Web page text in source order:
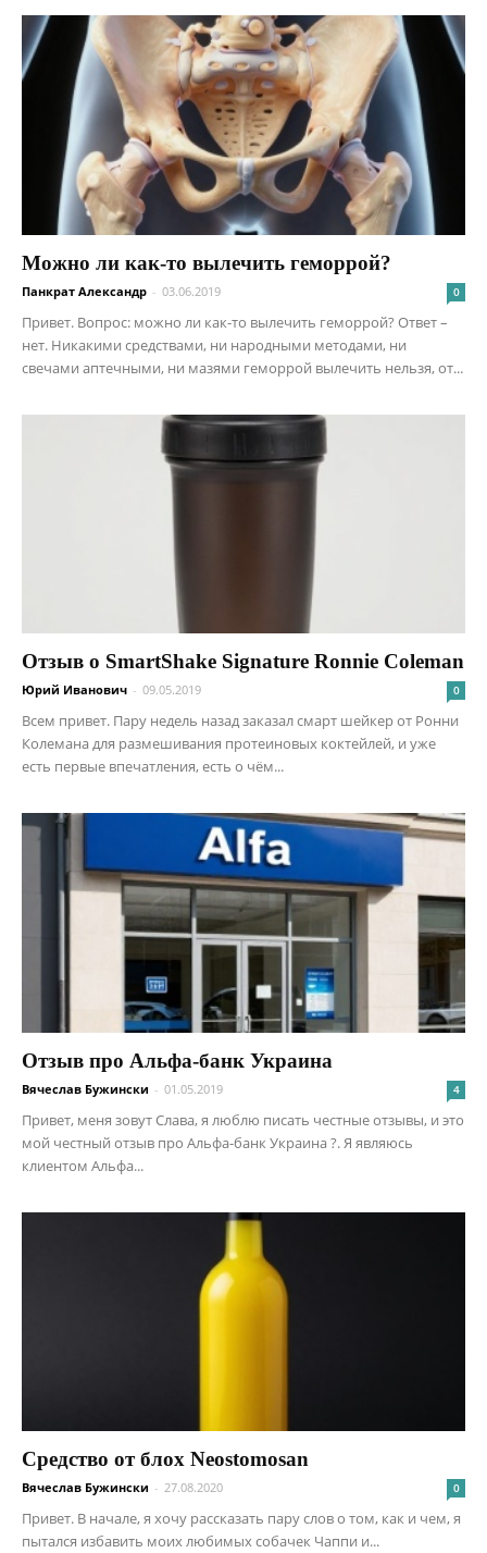
Можно ли как-то вылечить геморрой?
Панкрат Александр - 03.06.2019 0
Привет. Вопрос: можно ли как-то вылечить геморрой? Ответ –
нет. Никакими средствами, ни народными методами, ни
свечами аптечными, ни мазями геморрой вылечить нельзя, от...
Отзыв о SmartShake Signature Ronnie Coleman
Юрий Иванович - 09.05.2019 0
Всем привет. Пару недель назад заказал смарт шейкер от Ронни
Колемана для размешивания протеиновых коктейлей, и уже
есть первые впечатления, есть о чём...
Отзыв про Альфа-банк Украина
Вячеслав Бужински - 01.05.2019 4
Привет, меня зовут Слава, я люблю писать честные отзывы, и это
мой честный отзыв про Альфа-банк Украина ?. Я являюсь
клиентом Альфа...
Средство от блох Neostomosan
Вячеслав Бужински - 27.08.2020 0
Привет. В начале, я хочу рассказать пару слов о том, как и чем, я
пытался избавить моих любимых собачек Чаппи и...